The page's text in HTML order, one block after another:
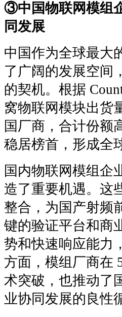
③中国物联网模组
同发展
中国作为全球最大
了广阔的发展空间
的契机。根据
窝物联网模块出货
国厂商，合计份额
稳居榜首，形成全
国内物联网模组企
造了重要机遇。这
整合，为国产射频
键的验证平台和商
势和快速响应能力
方面，模组厂商在
术突破，也推动了
业协同发展的良性